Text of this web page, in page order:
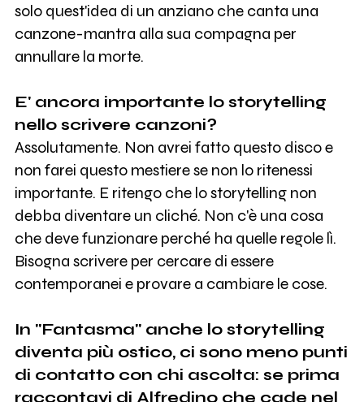
solo quest'idea di un anziano che canta una
canzone-mantra alla sua compagna per
annullare la morte.
E' ancora importante lo storytelling
nello scrivere canzoni?
Assolutamente. Non avrei fatto questo disco e
non farei questo mestiere se non lo ritenessi
importante. E ritengo che lo storytelling non
debba diventare un cliché. Non c'è una cosa
che deve funzionare perché ha quelle regole lì.
Bisogna scrivere per cercare di essere
contemporanei e provare a cambiare le cose.
In "Fantasma" anche lo storytelling
diventa più ostico, ci sono meno punti
di contatto con chi ascolta: se prima
raccontavi di Alfredinoche cade nel